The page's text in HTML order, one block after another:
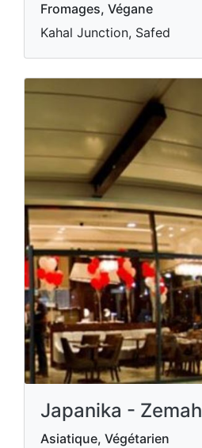
Fromages, Végane
Kahal Junction, Safed
Japanika - Zemah
Asiatique, Végétarien